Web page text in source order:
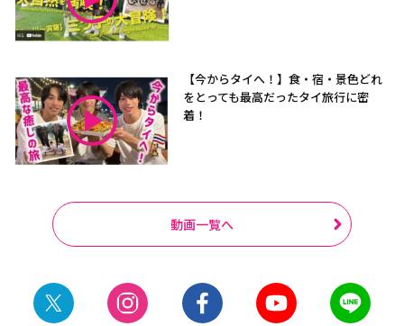
【今からタイへ！】食・宿・景色どれ
をとっても最高だったタイ旅行に密
着！
動画一覧へ